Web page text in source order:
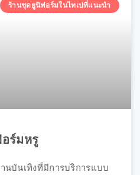
ร้านชุดยูนิฟอร์มในไทเปที่แนะนำ
ร์มหรู
นบันเทิงที่มีการบริการแบบ